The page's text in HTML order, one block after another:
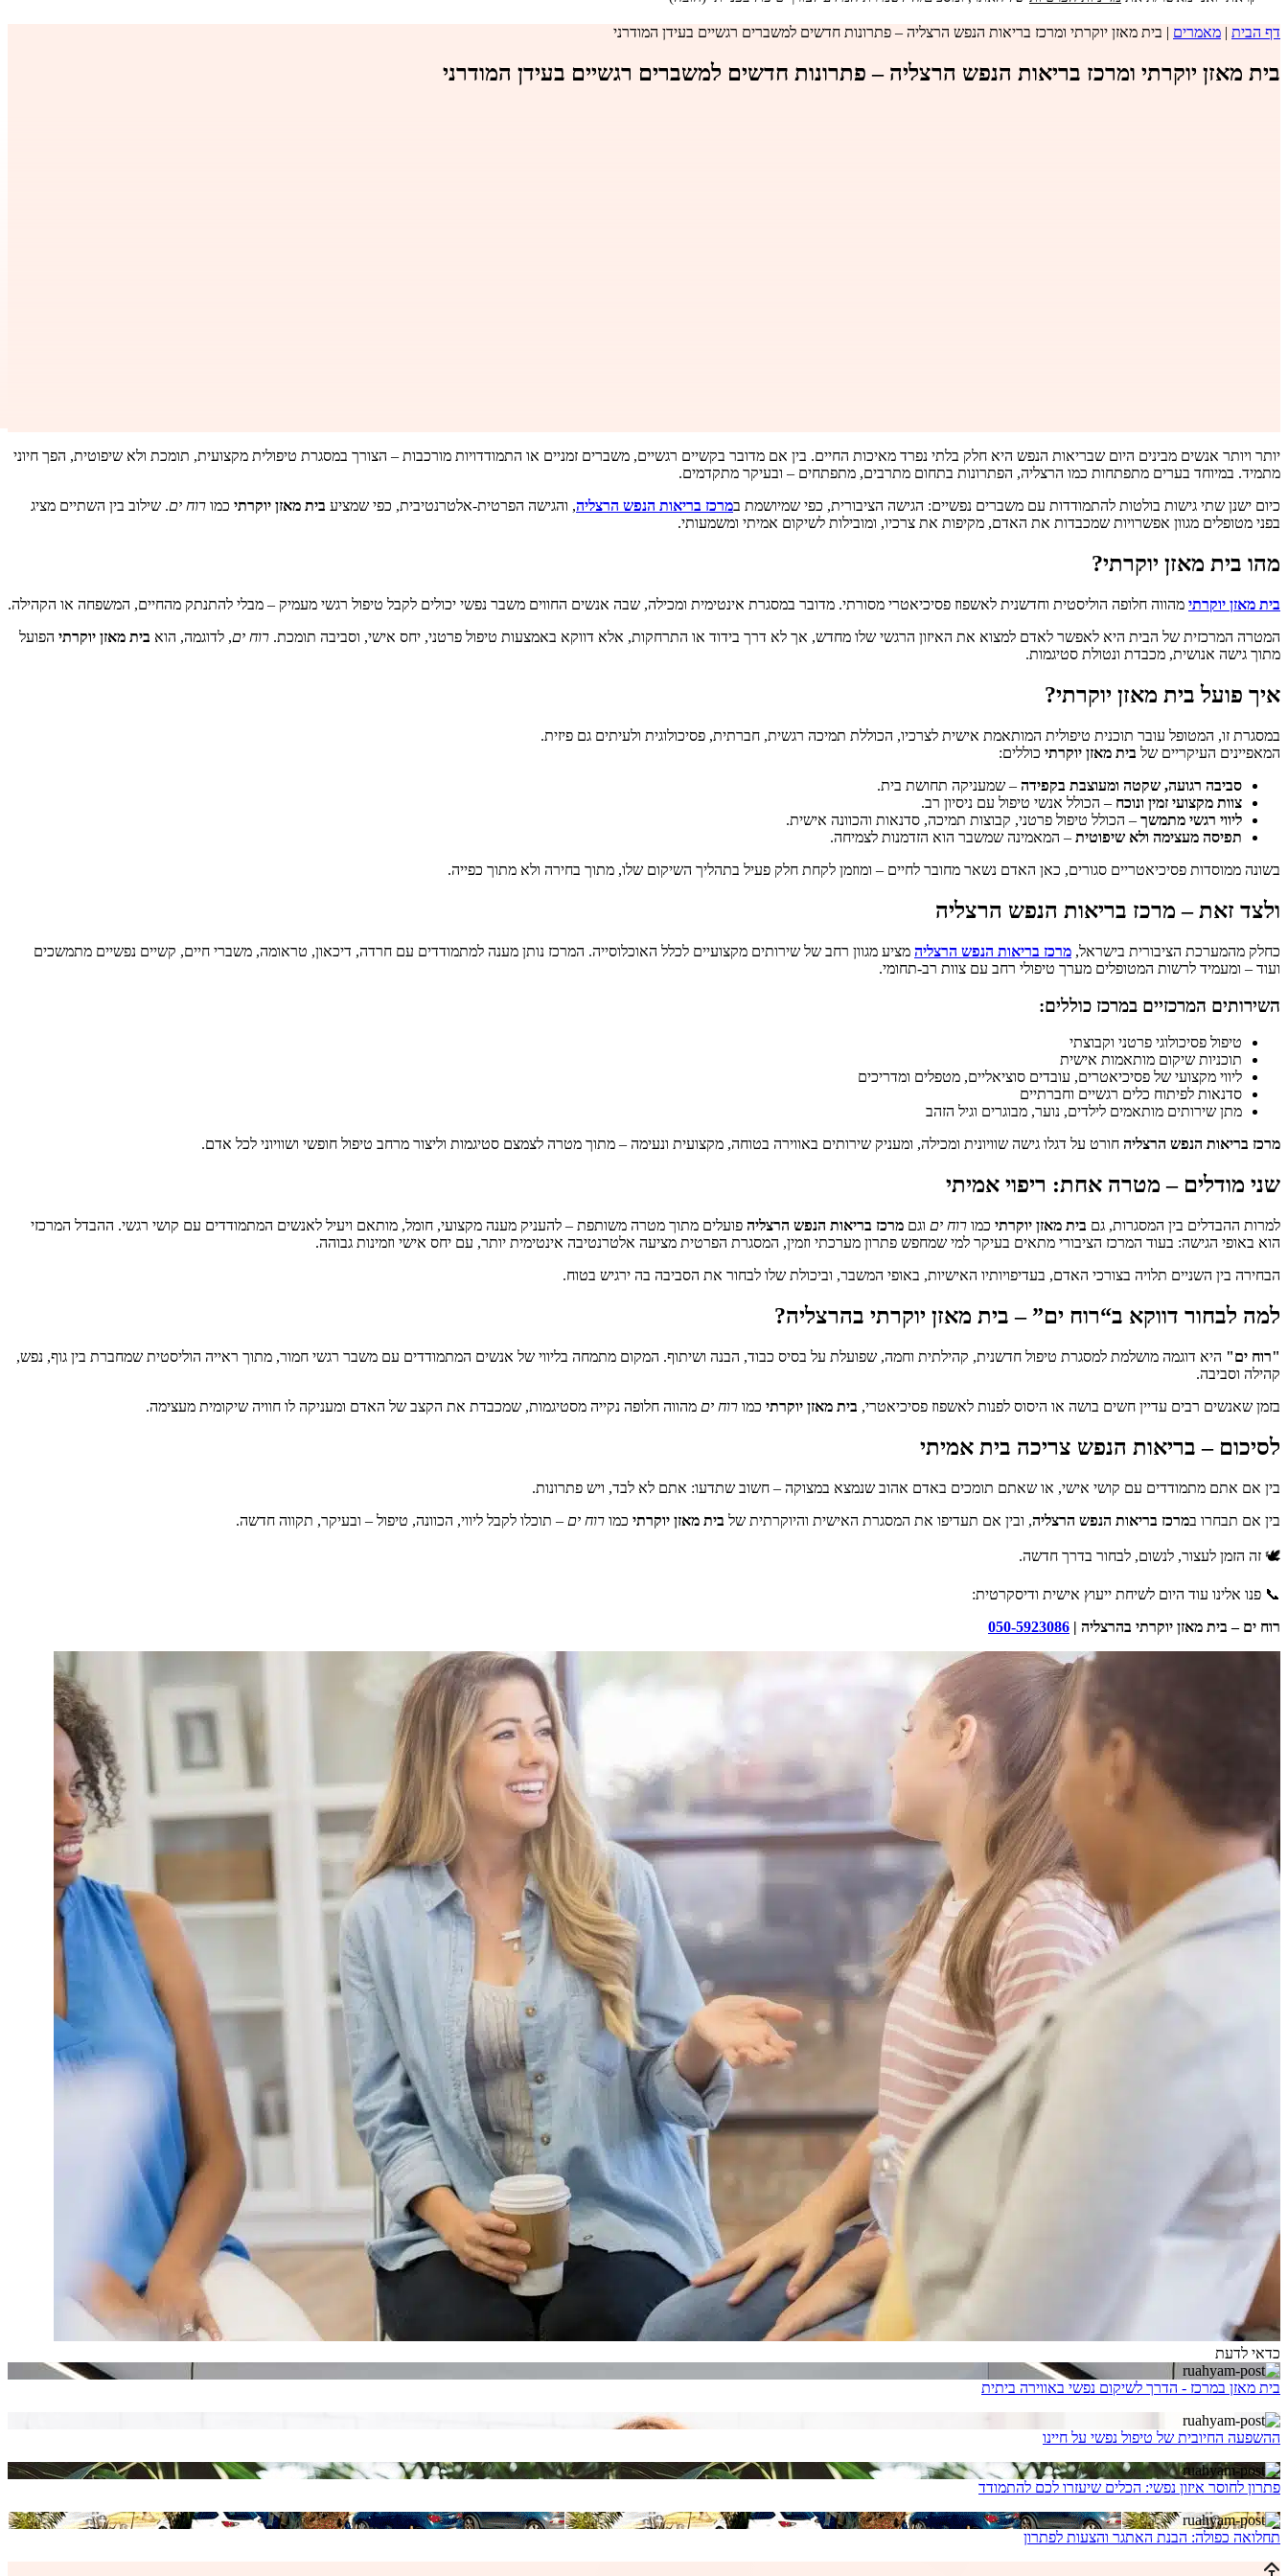
דף הבית | מאמרים | בית מאזן יוקרתי ומרכז בריאות הנפש הרצליה – פתרונות חדשים למשברים רגשיים בעידן המודרני
בית מאזן יוקרתי ומרכז בריאות הנפש הרצליה – פתרונות חדשים למשברים רגשיים בעידן המודרני
יותר ויותר אנשים מבינים היום שבריאות הנפש היא חלק בלתי נפרד מאיכות החיים. בין אם מדובר בקשיים רגשיים, משברים זמניים או התמודדויות מורכבות – הצורך במסגרת טיפולית מקצועית, תומכת ולא שיפוטית, הפך חיוני
מתמיד. במיוחד בערים מתפתחות כמו הרצליה, הפתרונות בתחום מתרבים, מתפתחים – ובעיקר מתקדמים.
כיום ישנן שתי גישות בולטות להתמודדות עם משברים נפשיים: הגישה הציבורית, כפי שמיושמת במרכז בריאות הנפש הרצליה, והגישה הפרטית-אלטרנטיבית, כפי שמציע בית מאזן יוקרתי כמו רוח ים. שילוב בין השתיים מציג
בפני מטופלים מגוון אפשרויות שמכבדות את האדם, מקיפות את צרכיו, ומובילות לשיקום אמיתי ומשמעותי.
מהו בית מאזן יוקרתי?
בית מאזן יוקרתי מהווה חלופה הוליסטית וחדשנית לאשפוז פסיכיאטרי מסורתי. מדובר במסגרת אינטימית ומכילה, שבה אנשים החווים משבר נפשי יכולים לקבל טיפול רגשי מעמיק – מבלי להתנתק מהחיים, המשפחה או הקהילה.
המטרה המרכזית של הבית היא לאפשר לאדם למצוא את האיזון הרגשי שלו מחדש, אך לא דרך בידוד או התרחקות, אלא דווקא באמצעות טיפול פרטני, יחס אישי, וסביבה תומכת. רוח ים, לדוגמה, הוא בית מאזן יוקרתי הפועל
מתוך גישה אנושית, מכבדת ונטולת סטיגמות.
איך פועל בית מאזן יוקרתי?
במסגרת זו, המטופל עובר תוכנית טיפולית המותאמת אישית לצרכיו, הכוללת תמיכה רגשית, חברתית, פסיכולוגית ולעיתים גם פיזית.
המאפיינים העיקריים של בית מאזן יוקרתי כוללים:
סביבה רגועה, שקטה ומעוצבת בקפידה – שמעניקה תחושת בית.
צוות מקצועי זמין ונוכח – הכולל אנשי טיפול עם ניסיון רב.
ליווי רגשי מתמשך – הכולל טיפול פרטני, קבוצות תמיכה, סדנאות והכוונה אישית.
תפיסה מעצימה ולא שיפוטית – המאמינה שמשבר הוא הזדמנות לצמיחה.
בשונה ממוסדות פסיכיאטריים סגורים, כאן האדם נשאר מחובר לחיים – ומוזמן לקחת חלק פעיל בתהליך השיקום שלו, מתוך בחירה ולא מתוך כפייה.
ולצד זאת – מרכז בריאות הנפש הרצליה
כחלק מהמערכת הציבורית בישראל, מרכז בריאות הנפש הרצליה מציע מגוון רחב של שירותים מקצועיים לכלל האוכלוסייה. המרכז נותן מענה למתמודדים עם חרדה, דיכאון, טראומה, משברי חיים, קשיים נפשיים מתמשכים
ועוד – ומעמיד לרשות המטופלים מערך טיפולי רחב עם צוות רב-תחומי.
השירותים המרכזיים במרכז כוללים:
טיפול פסיכולוגי פרטני וקבוצתי
תוכניות שיקום מותאמות אישית
ליווי מקצועי של פסיכיאטרים, עובדים סוציאליים, מטפלים ומדריכים
סדנאות לפיתוח כלים רגשיים וחברתיים
מתן שירותים מותאמים לילדים, נוער, מבוגרים וגיל הזהב
מרכז בריאות הנפש הרצליה חורט על דגלו גישה שוויונית ומכילה, ומעניק שירותים באווירה בטוחה, מקצועית ונעימה – מתוך מטרה לצמצם סטיגמות וליצור מרחב טיפול חופשי ושוויוני לכל אדם.
שני מודלים – מטרה אחת: ריפוי אמיתי
למרות ההבדלים בין המסגרות, גם בית מאזן יוקרתי כמו רוח ים וגם מרכז בריאות הנפש הרצליה פועלים מתוך מטרה משותפת – להעניק מענה מקצועי, חומל, מותאם ויעיל לאנשים המתמודדים עם קושי רגשי. ההבדל המרכזי
הוא באופי הגישה: בעוד המרכז הציבורי מתאים בעיקר למי שמחפש פתרון מערכתי וזמין, המסגרת הפרטית מציעה אלטרנטיבה אינטימית יותר, עם יחס אישי וזמינות גבוהה.
הבחירה בין השניים תלויה בצורכי האדם, בעדיפויותיו האישיות, באופי המשבר, וביכולת שלו לבחור את הסביבה בה ירגיש בטוח.
למה לבחור דווקא ב“רוח ים” – בית מאזן יוקרתי בהרצליה?
"רוח ים" היא דוגמה מושלמת למסגרת טיפול חדשנית, קהילתית וחמה, שפועלת על בסיס כבוד, הבנה ושיתוף. המקום מתמחה בליווי של אנשים המתמודדים עם משבר רגשי חמור, מתוך ראייה הוליסטית שמחברת בין גוף, נפש,
קהילה וסביבה.
בזמן שאנשים רבים עדיין חשים בושה או היסוס לפנות לאשפוז פסיכיאטרי, בית מאזן יוקרתי כמו רוח ים מהווה חלופה נקייה מסטיגמות, שמכבדת את הקצב של האדם ומעניקה לו חוויה שיקומית מעצימה.
לסיכום – בריאות הנפש צריכה בית אמיתי
בין אם אתם מתמודדים עם קושי אישי, או שאתם תומכים באדם אהוב שנמצא במצוקה – חשוב שתדעו: אתם לא לבד, ויש פתרונות.
בין אם תבחרו במרכז בריאות הנפש הרצליה, ובין אם תעדיפו את המסגרת האישית והיוקרתית של בית מאזן יוקרתי כמו רוח ים – תוכלו לקבל ליווי, הכוונה, טיפול – ובעיקר, תקווה חדשה.
🕊️ זה הזמן לעצור, לנשום, לבחור בדרך חדשה.
📞 פנו אלינו עוד היום לשיחת ייעוץ אישית ודיסקרטית:
רוח ים – בית מאזן יוקרתי בהרצליה | 050-5923086
כדאי לדעת
בית מאזן במרכז - הדרך לשיקום נפשי באווירה ביתית
ההשפעה החיובית של טיפול נפשי על חיינו
פתרון לחוסר איזון נפשי: הכלים שיעזרו לכם להתמודד
תחלואה כפולה: הבנת האתגר והצעות לפתרון